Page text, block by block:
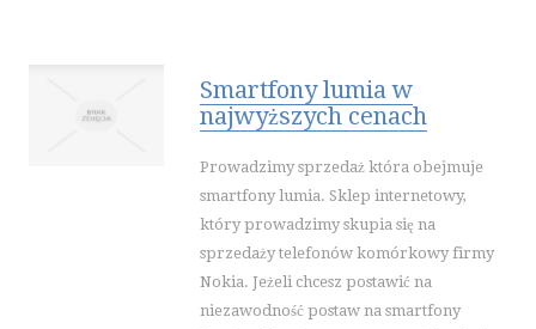
WDZIĘK
KOSMETYKI
LECZENIE
SALONY KOSMETYCZNE
SPRZĘT MEDYCZNY
Smartfony lumia w
najwyższych cenach
Prowadzimy sprzedaż która obejmuje
smartfony lumia. Sklep internetowy,
który prowadzimy skupia się na
sprzedaży telefonów komórkowy firmy
Nokia. Jeżeli chcesz postawić na
niezawodność postaw na smartfony